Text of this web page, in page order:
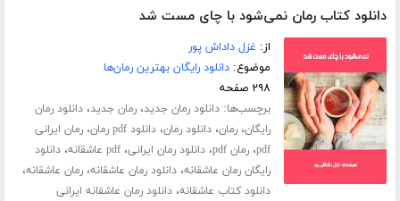
دانلود کتاب رمان نمی‌شود با چای مست شد
از: غزل داداش پور
موضوع:دانلود رایگان بهترین رمان‌ها
۲۹۸ صفحه
برچسب‌ها:دانلود رمان جدید،رمان جدید،دانلود رمان
رایگان،رمان،دانلود رمان،دانلود pdf رمان ،رمان ایرانی
pdf،رمان pdf ،دانلود رمان ایرانی،pdf عاشقانه ،دانلود
رایگان رمان عاشقانه،دانلود رمان عاشقانه،رمان عاشقانه،
دانلود کتاب عاشقانه،دانلود رمان عاشقانه ایرانی